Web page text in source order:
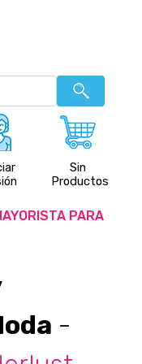
Sin
Productos
PARA
-